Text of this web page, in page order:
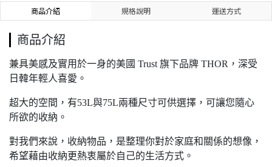
商品介紹 規格說明 運送方式
商品介紹
兼具美感及實用於一身的美國 Trust 旗下品牌 THOR，深受
日韓年輕人喜愛。
超大的空間，有53L與75L兩種尺寸可供選擇，可讓您隨心
所欲的收納。
對我們來說，收納物品，是整理你對於家庭和關係的想像，
希望藉由收納更熱衷屬於自己的生活方式。